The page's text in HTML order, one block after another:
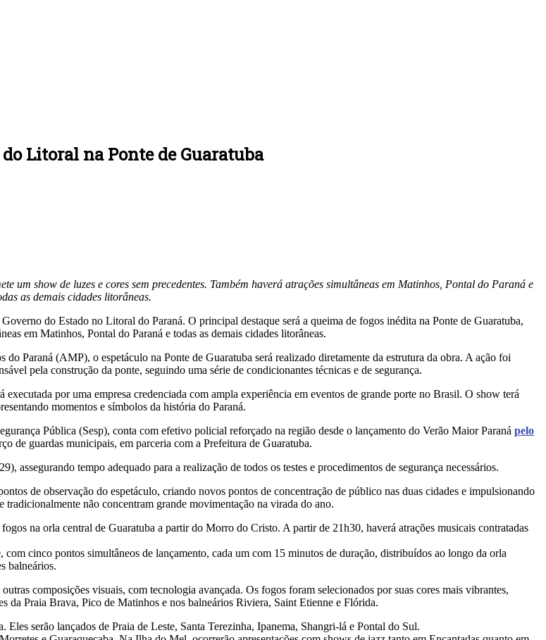
Litoral na Ponte de Guaratuba
um show de luzes e cores sem precedentes. Também haverá atrações simultâneas em Matinhos, Pontal do Paraná e
as demais cidades litorâneas.
do Estado no Litoral do Paraná. O principal destaque será a queima de fogos inédita na Ponte de Guaratuba,
em Matinhos, Pontal do Paraná e todas as demais cidades litorâneas.
Paraná (AMP), o espetáculo na Ponte de Guaratuba será realizado diretamente da estrutura da obra. A ação foi
pela construção da ponte, seguindo uma série de condicionantes técnicas e de segurança.
por uma empresa credenciada com ampla experiência em eventos de grande porte no Brasil. O show terá
momentos e símbolos da história do Paraná.
Pública (Sesp), conta com efetivo policial reforçado na região desde o lançamento do Verão Maior Paraná pelo
de guardas municipais, em parceria com a Prefeitura de Guaratuba.
assegurando tempo adequado para a realização de todos os testes e procedimentos de segurança necessários.
de observação do espetáculo, criando novos pontos de concentração de público nas duas cidades e impulsionando
não concentram grande movimentação na virada do ano.
na orla central de Guaratuba a partir do Morro do Cristo. A partir de 21h30, haverá atrações musicais contratadas
cinco pontos simultâneos de lançamento, cada um com 15 minutos de duração, distribuídos ao longo da orla
balneários.
composições visuais, com tecnologia avançada. Os fogos foram selecionados por suas cores mais vibrantes,
da Praia Brava, Pico de Matinhos e nos balneários Riviera, Saint Etienne e Flórida.
serão lançados de Praia de Leste, Santa Terezinha, Ipanema, Shangri-lá e Pontal do Sul.